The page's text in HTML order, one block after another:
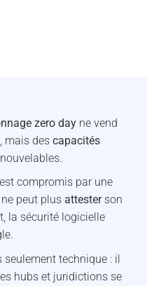
zero dayne vend
mais des capacités
compromis par une
peut plus attesterson
la sécurité logicielle
seulement technique : il
hubs et juridictions se